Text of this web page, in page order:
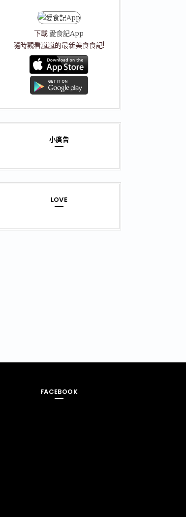
下載 愛食記App
隨時觀看嵐嵐的最新美食食記!
小廣告
LOVE
FACEBOOK